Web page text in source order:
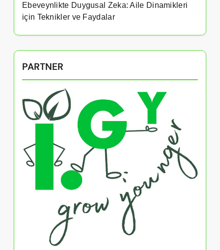
Ebeveynlikte Duygusal Zeka: Aile Dinamikleri
için Teknikler ve Faydalar
PARTNER